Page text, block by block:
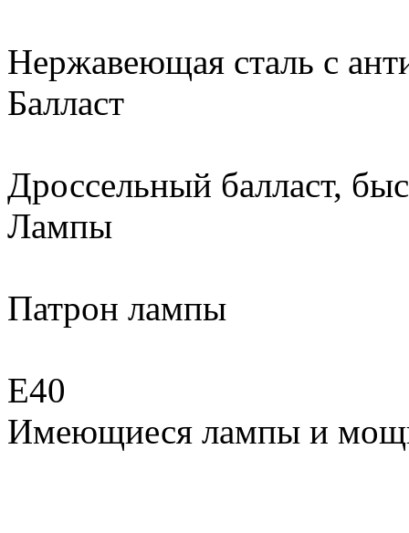
Нержавеющая сталь с
Балласт
Дроссельный балласт,
Лампы
Патрон лампы
Е40
Имеющиеся лампы и